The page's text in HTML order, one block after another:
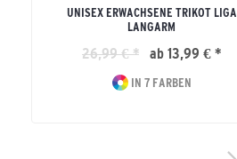
UNISEX ERWACHSENE TRIKOT LIGA
LANGARM
26,99 € * ab 13,99 € *
IN 7 FARBEN